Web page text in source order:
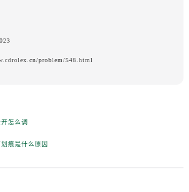
problem/548.html
怎么调
痕是什么原因